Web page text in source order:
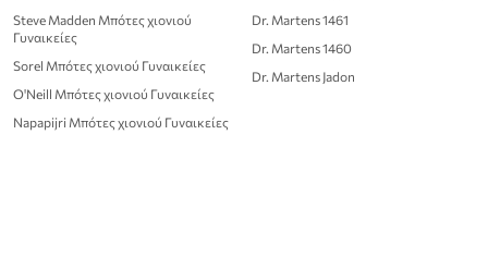
Steve Madden Μπότες χιονιού
Γυναικείες
Sorel Μπότες χιονιού Γυναικείες
O'Neill Μπότες χιονιού Γυναικείες
Napapijri Μπότες χιονιού Γυναικείες
Dr. Martens 1461
Dr. Martens 1460
Dr. Martens Jadon